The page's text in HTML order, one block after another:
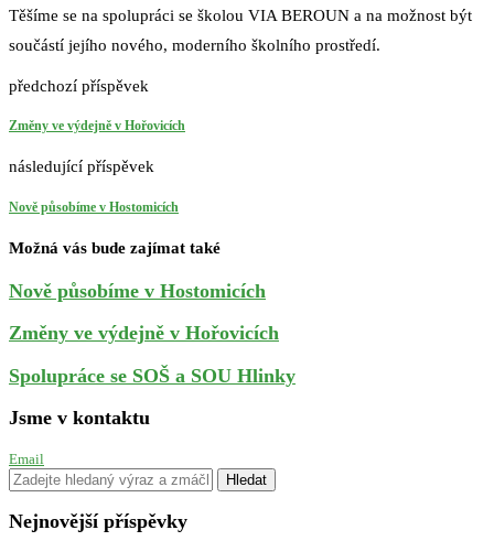
Těšíme se na spolupráci se školou VIA BEROUN a na možnost být
součástí jejího nového, moderního školního prostředí.
předchozí příspěvek
Změny ve výdejně v Hořovicích
následující příspěvek
Nově působíme v Hostomicích
Možná vás bude zajímat také
Nově působíme v Hostomicích
Změny ve výdejně v Hořovicích
Spolupráce se SOŠ a SOU Hlinky
Jsme v kontaktu
Email
Nejnovější příspěvky